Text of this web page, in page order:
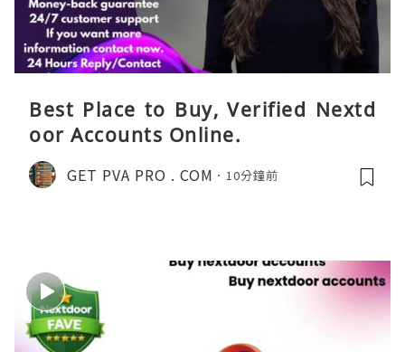
Best Place to Buy, Verified Nextd
oor Accounts Online.
GET PVA PRO . COM 10分鐘前